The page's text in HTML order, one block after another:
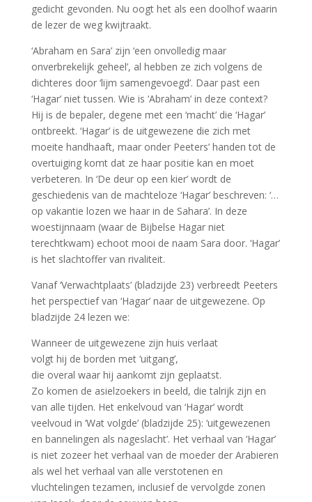
gedicht gevonden. Nu oogt het als een doolhof waarin
de lezer de weg kwijtraakt.
‘Abraham en Sara’ zijn ‘een onvolledig maar
onverbrekelijk geheel’, al hebben ze zich volgens de
dichteres door ‘lijm samengevoegd’. Daar past een
‘Hagar’ niet tussen. Wie is ‘Abraham’ in deze context?
Hij is de bepaler, degene met een ‘macht’ die ‘Hagar’
ontbreekt. ‘Hagar’ is de uitgewezene die zich met
moeite handhaaft, maar onder Peeters’ handen tot de
overtuiging komt dat ze haar positie kan en moet
verbeteren. In ‘De deur op een kier’ wordt de
geschiedenis van de machteloze ‘Hagar’ beschreven: ‘…
op vakantie lozen we haar in de Sahara’. In deze
woestijnnaam (waar de Bijbelse Hagar niet
terechtkwam) echoot mooi de naam Sara door. ‘Hagar’
is het slachtoffer van rivaliteit.
Vanaf ‘Verwachtplaats’ (bladzijde 23) verbreedt Peeters
het perspectief van ‘Hagar’ naar de uitgewezene. Op
bladzijde 24 lezen we:
Wanneer de uitgewezene zijn huis verlaat
volgt hij de borden met ‘uitgang’,
die overal waar hij aankomt zijn geplaatst.
Zo komen de asielzoekers in beeld, die talrijk zijn en
van alle tijden. Het enkelvoud van ‘Hagar’ wordt
veelvoud in ‘Wat volgde’ (bladzijde 25): ‘uitgewezenen
en bannelingen als nageslacht’. Het verhaal van ‘Hagar’
is niet zozeer het verhaal van de moeder der Arabieren
als wel het verhaal van alle verstotenen en
vluchtelingen tezamen, inclusief de vervolgde zonen